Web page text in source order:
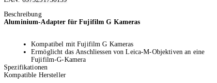
Beschreibung
Aluminium-Adapter für Fujifilm G Kameras
Kompatibel mit Fujifilm G Kameras
Ermöglicht das Anschliessen von Leica-M-Objektiven an eine
Fujifilm-G-Kamera
Aus hochwertigem Aluminium gefertigt
Gewicht: 44.1 Gramm
Spezifikationen
Kompatible Hersteller